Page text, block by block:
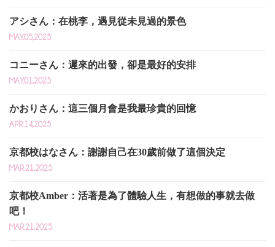
アシさん：在桃李，遇見從未見過的景色
MAY.05,2025
コニーさん：遲來的出發，卻是最好的安排
MAY.01,2025
かおりさん：這三個月會是我最珍貴的回憶
APR.14,2025
京都校はなさん：謝謝自己在30歲前做了這個決定
MAR.21,2025
京都校Amber：活著是為了體驗人生，有想做的事就去做
吧！
MAR.21,2025